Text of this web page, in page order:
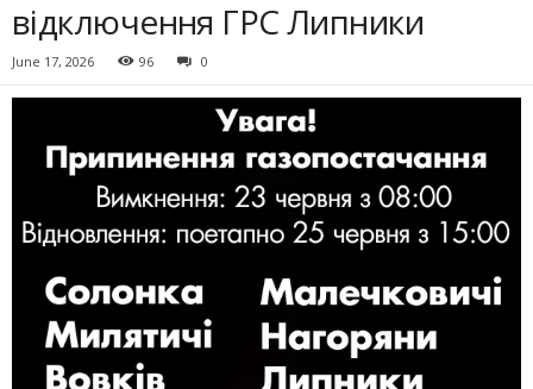
відключення ГРС Липники
June 17, 2026 96 0